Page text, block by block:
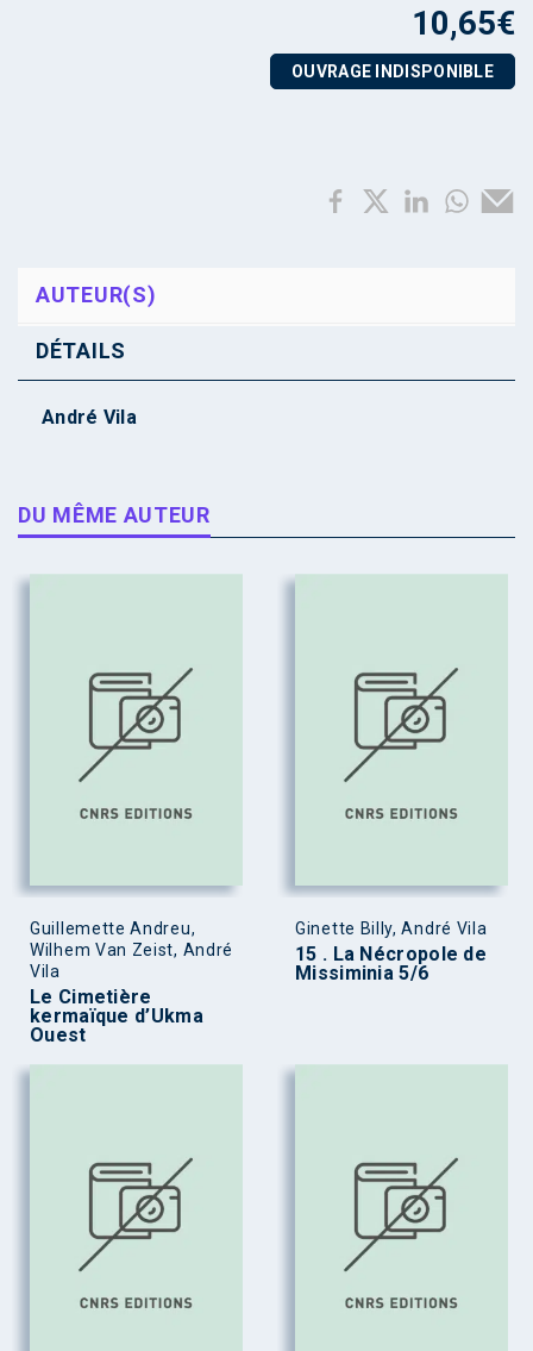
10,65€
OUVRAGE INDISPONIBLE
AUTEUR(S)
DÉTAILS
André Vila
DU MÊME AUTEUR
Guillemette Andreu,
Wilhem Van Zeist, André
Vila
Le Cimetière
kermaïque d’Ukma
Ouest
Ginette Billy, André Vila
15 . La Nécropole de
Missiminia 5/6